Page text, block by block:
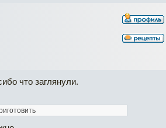
что заглянули.